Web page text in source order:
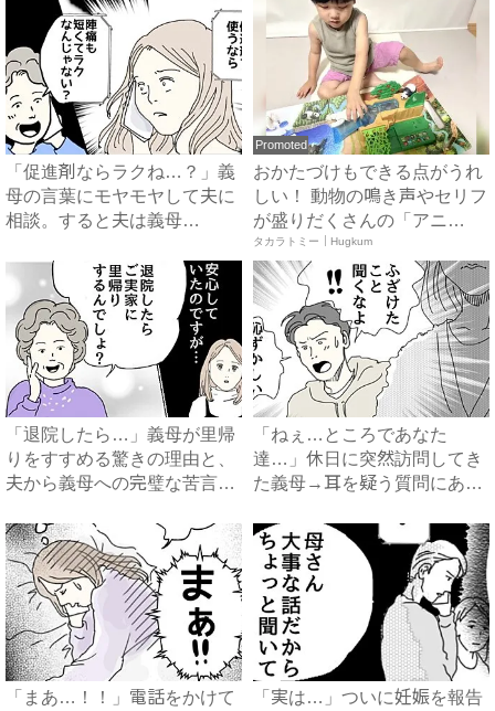
「促進剤ならラクね…？」義
母の言葉にモヤモヤして夫に
相談。すると夫は義母
Promoted
おかたづけもできる点がうれ
しい！ 動物の鳴き声やセリフ
が盛りだくさんの「アニ
ア ...
タカラトミー｜Hugkum
「退院したら…」義母が里帰
りをすすめる驚きの理由と、
夫から義母への完璧な苦言
「ねぇ…ところであなた
達…」休日に突然訪問してき
た義母→耳を疑う質問にあ
「まあ…！！」電話をかけて
「実は…」ついに妊娠を報告